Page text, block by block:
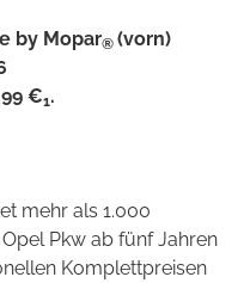
by Mopar® (vorn)
€1.
mehr als 1.000
Pkw ab fünf Jahren
Komplettpreisen